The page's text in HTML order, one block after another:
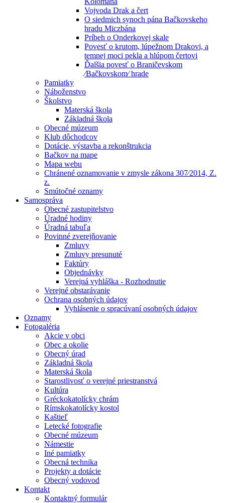
Vojvoda Drak a čert
O siedmich synoch pána Bačkovskeho
hradu Miczbána
Príbeh o Onderkovej skale
Povesť o krutom, lúpežnom Drakovi, a
temnej moci pekla a hlúpom čertovi
Ďalšia povesť o Braničevskom
⁄Bačkovskom⁄ hrade
Pamiatky
Náboženstvo
Školstvo
Materská škola
Základná škola
Obecné múzeum
Klub dôchodcov
Dotácie, výstavba a rekonštrukcia
Bačkov na mape
Mapa webu
Chránené oznamovanie v zmysle zákona 307⁄2014, Z.
z.
Smútočné oznamy
Samospráva
Obecné zastupitelstvo
Úradné hodiny
Úradná tabuľa
Povinné zverejňovanie
Zmluvy
Zmluvy presunuté
Faktúry
Objednávky
Verejná vyhláška - Rozhodnutie
Verejné obstarávanie
Ochrana osobných údajov
Vyhlásenie o spracúvaní osobných údajov
Oznamy
Fotogaléria
Akcie v obci
Obec a okolie
Obecný úrad
Základná škola
Materská škola
Starostlivosť o verejné priestranstvá
Kultúra
Gréckokatolícky chrám
Rímskokatolícky kostol
Kaštieľ
Letecké fotografie
Obecné múzeum
Námestie
Iné pamiatky
Obecná technika
Projekty a dotácie
Obecný vodovod
Kontakt
Kontaktný formulár